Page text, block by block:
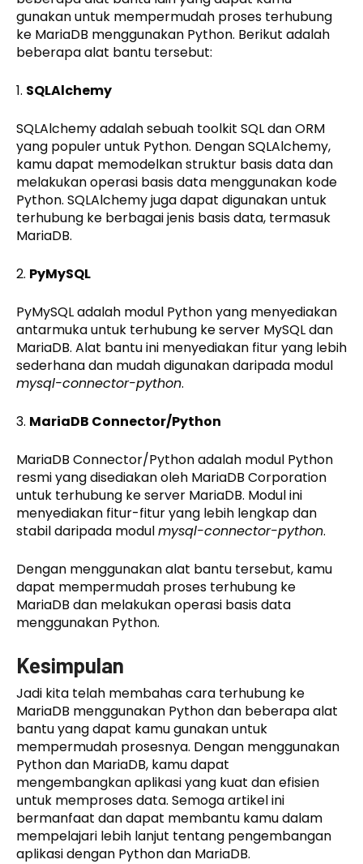
gunakan untuk mempermudah proses terhubung
ke MariaDB menggunakan Python. Berikut adalah
beberapa alat bantu tersebut:
1. SQLAlchemy
SQLAlchemy adalah sebuah toolkit SQL dan ORM
yang populer untuk Python. Dengan SQLAlchemy,
kamu dapat memodelkan struktur basis data dan
melakukan operasi basis data menggunakan kode
Python. SQLAlchemy juga dapat digunakan untuk
terhubung ke berbagai jenis basis data, termasuk
MariaDB.
2. PyMySQL
PyMySQL adalah modul Python yang menyediakan
antarmuka untuk terhubung ke server MySQL dan
MariaDB. Alat bantu ini menyediakan fitur yang lebih
sederhana dan mudah digunakan daripada modul
mysql-connector-python.
3. MariaDB Connector/Python
MariaDB Connector/Python adalah modul Python
resmi yang disediakan oleh MariaDB Corporation
untuk terhubung ke server MariaDB. Modul ini
menyediakan fitur-fitur yang lebih lengkap dan
stabil daripada modulmysql-connector-python.
Dengan menggunakan alat bantu tersebut, kamu
dapat mempermudah proses terhubung ke
MariaDB dan melakukan operasi basis data
menggunakan Python.
Kesimpulan
Jadi kita telah membahas cara terhubung ke
MariaDB menggunakan Python dan beberapa alat
bantu yang dapat kamu gunakan untuk
mempermudah prosesnya. Dengan menggunakan
Python dan MariaDB, kamu dapat
mengembangkan aplikasi yang kuat dan efisien
untuk memproses data. Semoga artikel ini
bermanfaat dan dapat membantu kamu dalam
mempelajari lebih lanjut tentang pengembangan
aplikasi dengan Python dan MariaDB.